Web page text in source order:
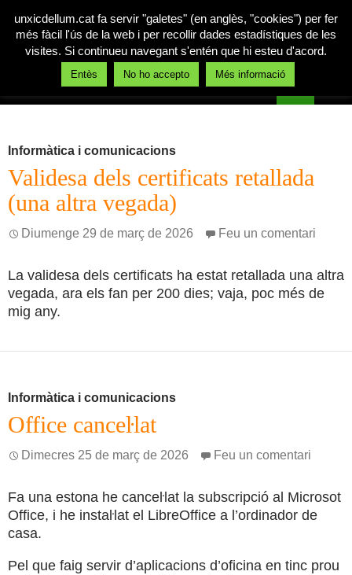
Un xic de llum
Informàtica i comunicacions
Validesa dels certificats retallada
(una altra vegada)
Diumenge 29 de març de 2026 Feu un comentari
La validesa dels certificats ha estat retallada una altra
vegada, ara els fan per 200 dies; vaja, poc més de
mig any.
Informàtica i comunicacions
Office canceŀlat
Dimecres 25 de març de 2026 Feu un comentari
Fa una estona he canceŀlat la subscripció al Microsot
Office, i he instaŀlat el LibreOffice a l’ordinador de
casa.
Pel que faig servir d’aplicacions d’oficina en tinc prou
unxicdellum.cat fa servir "galetes" (en anglès, "cookies") per fer
més fàcil l'ús de la web i per recollir dades estadístiques de les
visites. Si continueu navegant s'entén que hi esteu d'acord.
Entès No ho accepto Més informació